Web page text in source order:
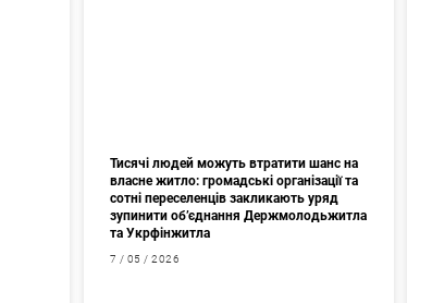
Тисячі людей можуть втратити шанс на
власне житло: громадські організації та
сотні переселенців закликають уряд
зупинити об’єднання Держмолодьжитла
та Укрфінжитла
7 / 05 / 2026